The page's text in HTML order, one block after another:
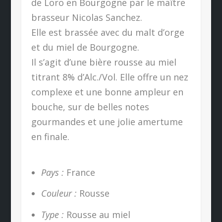
de Loro en Bourgogne par le maître
brasseur Nicolas Sanchez.
Elle est brassée avec du malt d’orge
et du miel de Bourgogne.
Il s’agit d’une bière rousse au miel
titrant 8% d’Alc./Vol. Elle offre un nez
complexe et une bonne ampleur en
bouche, sur de belles notes
gourmandes et une jolie amertume
en finale.
Pays : France
Couleur : Rousse
Type : Rousse au miel